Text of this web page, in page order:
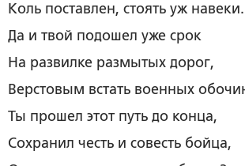
Коль поставлен, стоять уж
Да и твой подошел уже срок
На развилке размытых дорог,
Верстовым встать военных
Ты прошел этот путь до конца,
Сохранил честь и совесть бойца,